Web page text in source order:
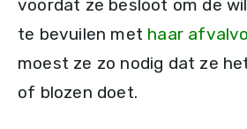
voordat ze besloot om de
te bevuilen met haar
moest ze zo nodig dat ze
of blozen doet.